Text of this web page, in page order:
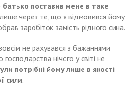
поставив мене в таке
лише через те, що я відмовився йому
заробіток замість рідного сина.
не рахувався з бажаннями
нічого у світі не
потрібні йому лише в якості
сили.